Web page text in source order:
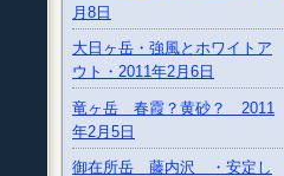
月8日
大日ヶ岳・強風とホワイトア
ウト・2011年2月6日
竜ヶ岳 春霞？黄砂？ 2011
年2月5日
御在所岳 藤内沢 ・安定し